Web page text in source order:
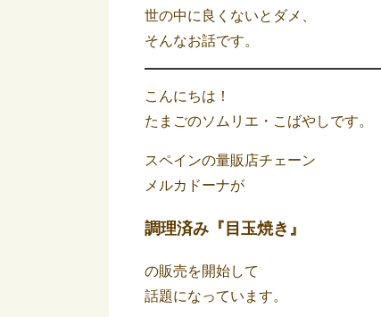
世の中に良くないとダメ、
そんなお話です。
こんにちは！
たまごのソムリエ・こばやしです。
スペインの量販店チェーン
メルカドーナが
調理済み『目玉焼き』
の販売を開始して
話題になっています。